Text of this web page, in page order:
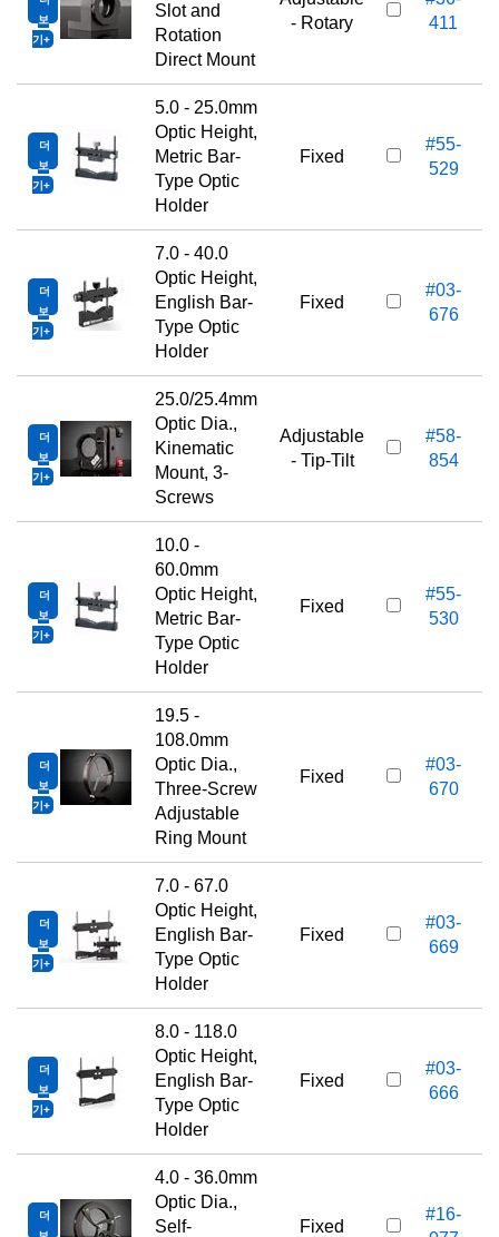
보
기
Slot and
Rotation
Direct Mount
- Rotary
411
더
보
기
5.0 - 25.0mm
Optic Height,
Metric Bar-
Type Optic
Holder
Fixed
#55-
529
더
보
기
7.0 - 40.0
Optic Height,
English Bar-
Type Optic
Holder
Fixed
#03-
676
더
보
기
25.0/25.4mm
Optic Dia.,
Kinematic
Mount, 3-
Screws
Adjustable
- Tip-Tilt
#58-
854
더
보
기
10.0 -
60.0mm
Optic Height,
Metric Bar-
Type Optic
Holder
Fixed
#55-
530
더
보
기
19.5 -
108.0mm
Optic Dia.,
Three-Screw
Adjustable
Ring Mount
Fixed
#03-
670
더
보
기
7.0 - 67.0
Optic Height,
English Bar-
Type Optic
Holder
Fixed
#03-
669
더
보
기
8.0 - 118.0
Optic Height,
English Bar-
Type Optic
Holder
Fixed
#03-
666
더
4.0 - 36.0mm
Optic Dia.,
Self-
Fixed
#16-